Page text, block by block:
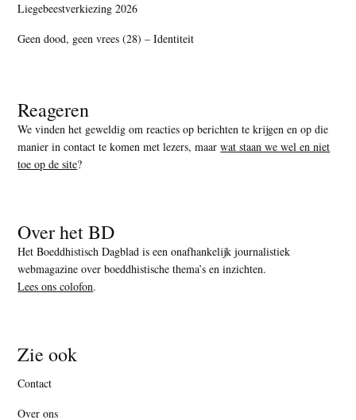
Liegebeestverkiezing 2026
Geen dood, geen vrees (28) – Identiteit
Reageren
We vinden het geweldig om reacties op berichten te krijgen en op die
manier in contact te komen met lezers, maarwat staan we wel en niet
toe op de site?
Over het BD
Het Boeddhistisch Dagblad is een onafhankelijk journalistiek
webmagazine over boeddhistische thema’s en inzichten.
Lees ons colofon.
Zie ook
Contact
Over ons